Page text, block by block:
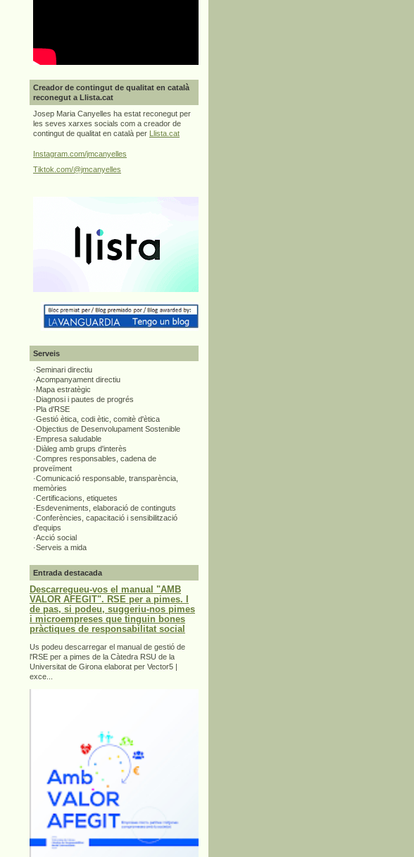
Creador de contingut de qualitat en català
reconegut a Llista.cat
Josep Maria Canyelles ha estat reconegut per
les seves xarxes socials com a creador de
contingut de qualitat en català per
Llista.cat
Instagram.com/jmcanyelles
Tiktok.com/@jmcanyelles
Serveis
·Seminari directiu
·Acompanyament directiu
·Mapa estratègic
·Diagnosi i pautes de progrés
·Pla d'RSE
·Gestió ètica, codi ètic, comitè d'ètica
·Objectius de Desenvolupament Sostenible
·Empresa saludable
·Diàleg amb grups d'interès
·Compres responsables, cadena de
proveïment
·Comunicació responsable, transparència,
memòries
·Certificacions, etiquetes
·Esdeveniments, elaboració de continguts
·Conferències, capacitació i sensibilització
d'equips
·Acció social
·Serveis a mida
Entrada destacada
Descarregueu-vos el manual "AMB
VALOR AFEGIT". RSE per a pimes. I
de pas, si podeu, suggeriu-nos pimes
i microempreses que tinguin bones
pràctiques de responsabilitat social
Us podeu descarregar el manual de gestió de
l'RSE per a pimes de la Càtedra RSU de la
Universitat de Girona elaborat per Vector5 |
exce...